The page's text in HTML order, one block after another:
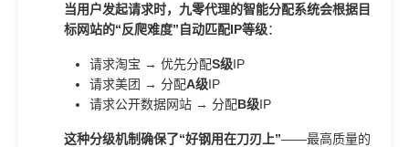
当用户发起请求时，九零代理的智能分配系统会根据目
标网站的“反爬难度”自动匹配IP等级：
请求淘宝 → 优先分配S级IP
请求美团 → 分配A级IP
请求公开数据网站 → 分配B级IP
这种分级机制确保了“好钢用在刀刃上”——最高质量的